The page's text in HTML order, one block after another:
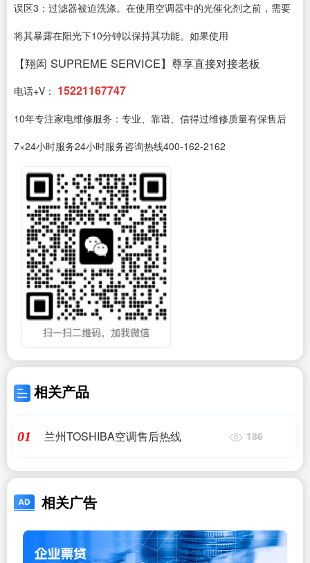
误区3：过滤器被迫洗涤。在使用空调器中的光催化剂之前，需要
将其暴露在阳光下10分钟以保持其功能。如果使用
【翔闳 SUPREME SERVICE】尊享直接对接老板
电话+V： 15221167747
10年专注家电维修服务：专业、靠谱、信得过维修质量有保售后
7×24小时服务24小时服务咨询热线400-162-2162
相关产品
01 兰州TOSHIBA空调售后热线 186
相关广告